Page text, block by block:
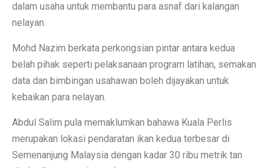
dalam usaha untuk membantu para asnaf dari kalangan
nelayan.
Mohd Nazim berkata perkongsian pintar antara kedua
belah pihak seperti pelaksanaan program latihan, semakan
data dan bimbingan usahawan boleh dijayakan untuk
kebaikan para nelayan.
Abdul Salim pula memaklumkan bahawa Kuala Perlis
merupakan lokasi pendaratan ikan kedua terbesar di
Semenanjung Malaysia dengan kadar 30 ribu metrik tan